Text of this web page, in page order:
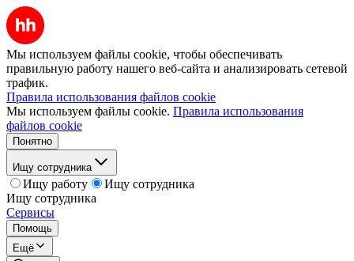
Мы используем файлы cookie, чтобы обеспечивать
правильную работу нашего веб-сайта и анализировать сетевой
трафик.
Правила использования файлов cookie
Мы используем файлы cookie. Правила использования
файлов cookie
Понятно
Ищу сотрудника
Ищу работу
Ищу сотрудника
Ищу сотрудника
Сервисы
Помощь
Ещё